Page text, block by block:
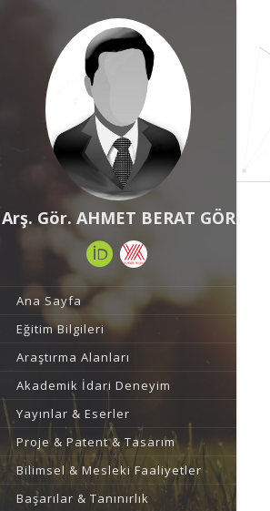
Arş. Gör. AHMET BERAT GÖR
Ana Sayfa
Eğitim Bilgileri
Araştırma Alanları
Akademik İdari Deneyim
Yayınlar & Eserler
Proje & Patent & Tasarım
Bilimsel & Mesleki Faaliyetler
Başarılar & Tanınırlık